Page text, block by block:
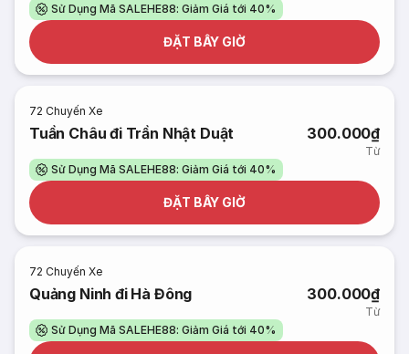
Sử Dụng Mã SALEHE88: Giảm Giá tới 40%
ĐẶT BÂY GIỜ
72 Chuyến Xe
Tuần Châu đi Trần Nhật Duật 300.000₫
Từ
Sử Dụng Mã SALEHE88: Giảm Giá tới 40%
ĐẶT BÂY GIỜ
72 Chuyến Xe
Quảng Ninh đi Hà Đông 300.000₫
Từ
Sử Dụng Mã SALEHE88: Giảm Giá tới 40%